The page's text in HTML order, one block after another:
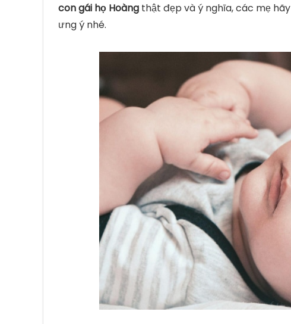
con gái họ Hoàng thật đẹp và ý nghĩa, các mẹ
ưng ý nhé.